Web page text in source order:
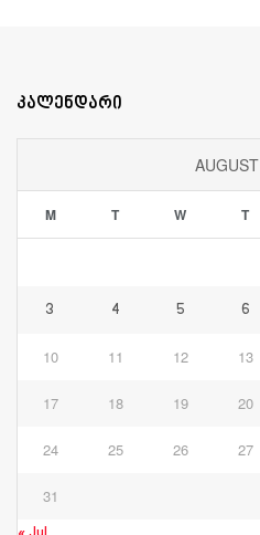
კალენდარი
M T W T
3 4 5 6
10 11 12 13
17 18 19 20
24 25 26 27
31